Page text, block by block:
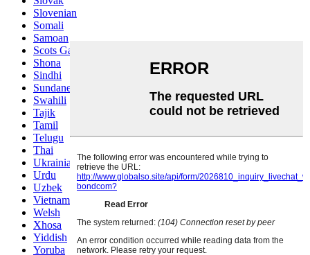
Slovenian
Somali
Samoan
Scots Gaelic
Shona
Sindhi
Sundanese
Swahili
Tajik
Tamil
Telugu
Thai
Ukrainian
Urdu
Uzbek
Vietnamese
Welsh
Xhosa
Yiddish
Yoruba